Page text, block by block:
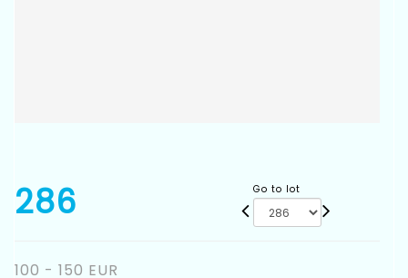
286 Go to lot
100 - 150 EUR